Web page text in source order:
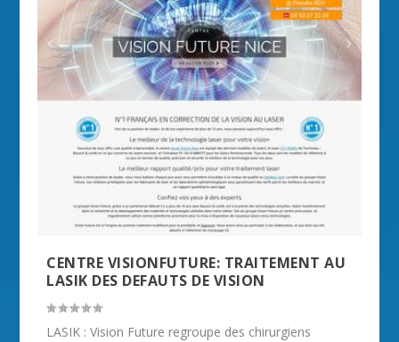
CENTRE VISIONFUTURE: TRAITEMENT AU
LASIK DES DEFAUTS DE VISION
LASIK : Vision Future regroupe des chirurgiens